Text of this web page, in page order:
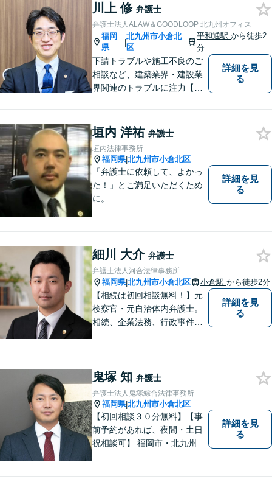
ら弁護士になった特殊な経緯
あり。【電話相談可】
川上 修 弁護士
弁護士法人ALAW＆GOODLOOP 北九州オフィス
福岡
県
|
北九州市小倉北
区
平和通駅から徒歩2
分
下請トラブルや施工不良のご
相談など、建築業界・建設業
界関連のトラブルに注力【企
のご相談はお任せください
【夜間・休日対応可】M&A、
株式発行も対応【小倉駅3分】
詳細を見
る
垣内 洋祐 弁護士
垣内法律事務所
福岡県|北九州市小倉北区
「弁護士に依頼して、よかっ
た！」とご満足いただくため
に。
詳細を見
る
細川 大介 弁護士
弁護士法人河合法律事務所
福岡県|北九州市小倉北区 小倉駅 から徒歩2分
【相続は初回相談無料！】元
検察官・元自治体内弁護士。
相続、企業法務、行政事件、
詳細を見
る
鬼塚 知 弁護士
弁護士法人鬼塚綜合法律事務所
福岡県|北九州市小倉北区
【初回相談３０分無料】【事
前予約があれば、夜間・土日
祝相談可】 福岡市・北九州市
詳細を見
る